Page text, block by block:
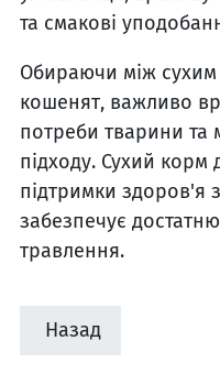
та смакові
Обираючи між
кошенят, важливо
потреби тварини та
підходу. Сухий корм
підтримки здоров'я
забезпечує достатню
травлення.
Назад